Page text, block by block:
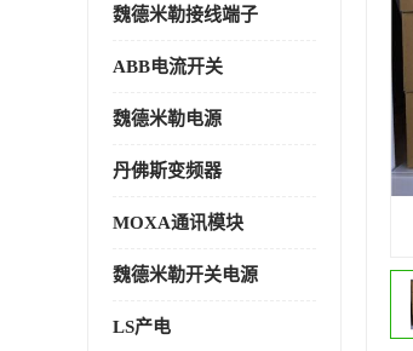
魏德米勒接线端子
ABB电流开关
魏德米勒电源
丹佛斯变频器
MOXA通讯模块
魏德米勒开关电源
LS产电